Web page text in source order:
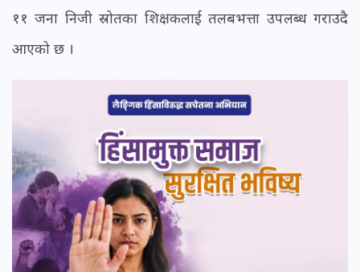
११ जना निजी स्रोतका शिक्षकलाई तलबभत्ता उपलब्ध गराउदै
आएको छ ।